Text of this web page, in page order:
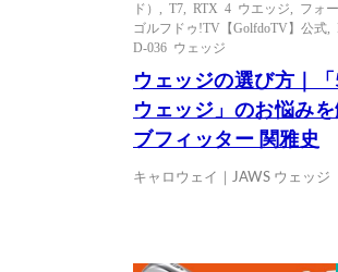
ド）
T7 RTX 4 ウエッジ フォ
ゴルフドゥ!TV【GolfdoTV】公式
D-036 ウェッジ
ウェッジの選び方｜
ウェッジ」のお悩み
ブフィッター 関雅史
キャロウェイ｜JAWS ウェッジ